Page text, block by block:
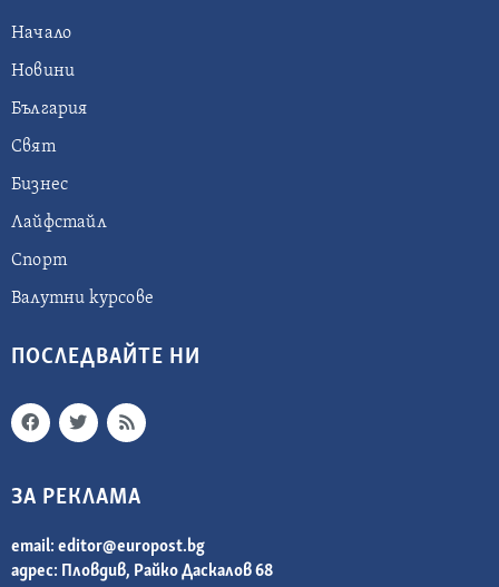
Начало
Новини
България
Свят
Бизнес
Лайфстайл
Спорт
Валутни курсове
ПОСЛЕДВАЙТЕ НИ
ЗА РЕКЛАМА
email: editor@europost.bg
адрес: Пловдив, Райко Даскалов 68